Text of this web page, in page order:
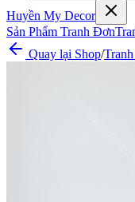
Huyền My Decor
Sản Phẩm Tranh Đơn
Quay lại Shop/